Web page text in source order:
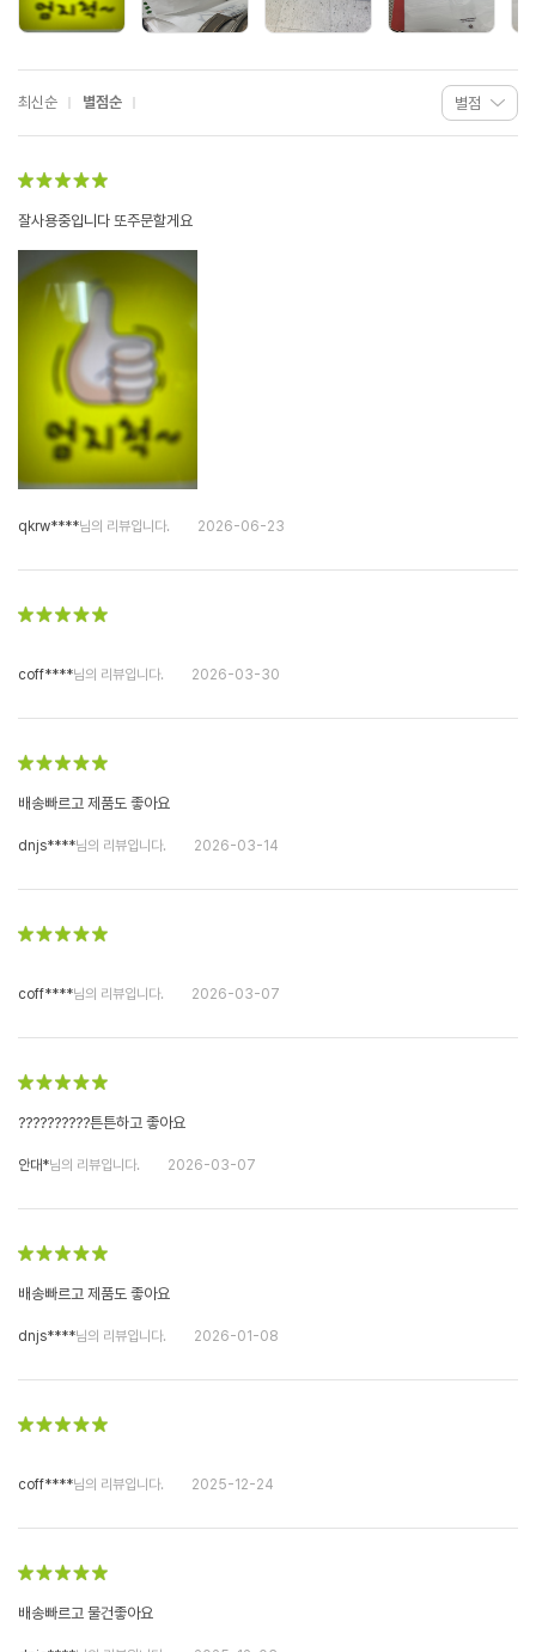
최신순 별점순
잘사용중입니다 또주문할게요
qkrw****님의 리뷰입니다. 2026-06-23
coff****님의 리뷰입니다. 2026-03-30
배송빠르고 제품도 좋아요
dnjs****님의 리뷰입니다. 2026-03-14
coff****님의 리뷰입니다. 2026-03-07
??????????튼튼하고 좋아요
안대*님의 리뷰입니다. 2026-03-07
배송빠르고 제품도 좋아요
dnjs****님의 리뷰입니다. 2026-01-08
coff****님의 리뷰입니다. 2025-12-24
배송빠르고 물건좋아요